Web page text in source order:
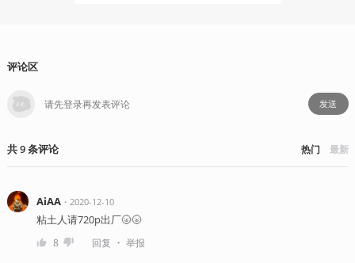
评论区
发送
共9条评论 热门 最新
AiAA・ 2020-12-10
粘土人请720p出厂🌝🌝
8 回复 ・ 举报